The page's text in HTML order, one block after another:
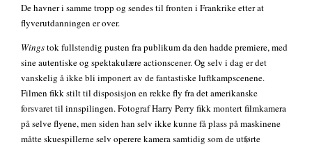
De havner i samme tropp og sendes til fronten i Frankrike etter at
flyverutdanningen er over.
Wingstok fullstendig pusten fra publikum da den hadde premiere, med
sine autentiske og spektakulære actionscener. Og selv i dag er det
vanskelig å ikke bli imponert av de fantastiske luftkampscenene.
Filmen fikk stilt til disposisjon en rekke fly fra det amerikanske
forsvaret til innspilingen. Fotograf Harry Perry fikk montert filmkamera
på selve flyene, men siden han selv ikke kunne få plass på maskinene
måtte skuespillerne selv operere kamera samtidig som de utførte